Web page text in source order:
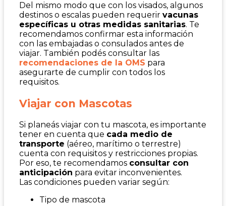
Del mismo modo que con los visados, algunos
destinos o escalas pueden requerir vacunas
específicas u otras medidas sanitarias. Te
recomendamos confirmar esta información
con las embajadas o consulados antes de
viajar. También podés consultar las
recomendaciones de la OMS para
asegurarte de cumplir con todos los
requisitos.
Viajar con Mascotas
Si planeás viajar con tu mascota, es importante
tener en cuenta que cada medio de
transporte (aéreo, marítimo o terrestre)
cuenta con requisitos y restricciones propias.
Por eso, te recomendamos consultar con
anticipación para evitar inconvenientes.
Las condiciones pueden variar según:
Tipo de mascota